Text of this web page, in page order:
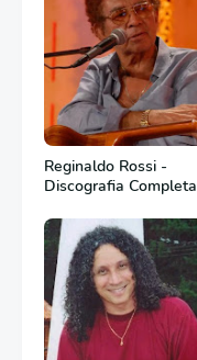
Reginaldo Rossi -
Discografia Completa